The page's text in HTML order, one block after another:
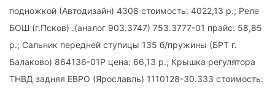
подножкой (Автодизайн) 4308 стоимость: 4022,13 р.; Реле
БОШ (г.Псков) .(аналог 903.3747) 753.3777-01 прайс: 58,85
р.; Сальник передней ступицы 135 б/пружины (БРТ г.
Балаково) 864136-01Р цена: 66,13 р.; Крышка регулятора
ТНВД задняя ЕВРО (Ярославль) 1110128-30.333 стоимость: